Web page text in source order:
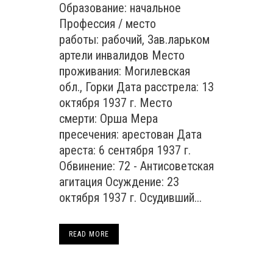
Образование: начальное
Профессия / место
работы: рабочий, Зав.ларьком
артели инвалидов Место
проживания: Могилевская
обл., Горки Дата расстрела: 13
октября 1937 г. Место
смерти: Орша Мера
пресечения: арестован Дата
ареста: 6 сентября 1937 г.
Обвинение: 72 - Антисоветская
агитация Осуждение: 23
октября 1937 г. Осудивший...
READ MORE